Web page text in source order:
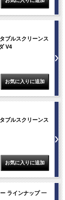
ブルスクリーンス
V4
ブルスクリーンス
ラインナップ 一